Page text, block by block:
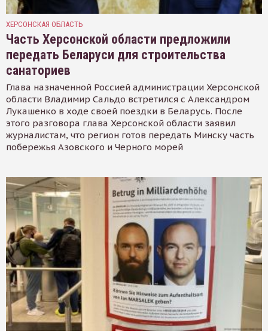
ХЕРСОНСКАЯ ОБЛАСТЬ
Часть Херсонской области предложили
передать Беларуси для строительства
санаториев
Глава назначенной Россией администрации Херсонской
области Владимир Сальдо встретился с Александром
Лукашенко в ходе своей поездки в Беларусь. После
этого разговора глава Херсонской области заявил
журналистам, что регион готов передать Минску часть
побережья Азовского и Черного морей